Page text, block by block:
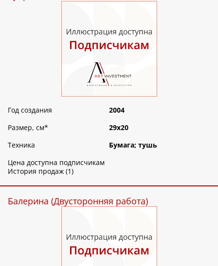
Год создания
2004
Размер, см*
29х20
Техника
Бумага; тушь
Цена доступна подписчикам
История продаж (1)
Балерина (Двусторонняя работа)